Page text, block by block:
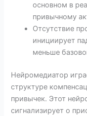
основном в
привычному
Отсутствие
инициирует
меньше
Нейромедиатор
структуре
привычек. Этот
сигнализирует о